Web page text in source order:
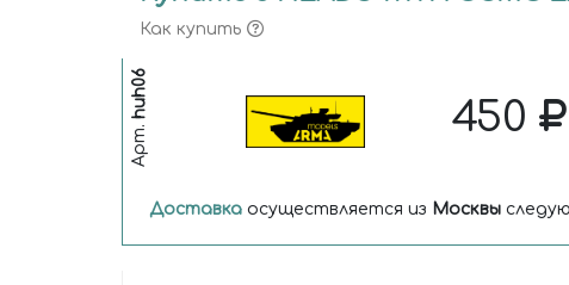
Как купить
Арт.
huh06 450
Доставка осуществляется из Москвы